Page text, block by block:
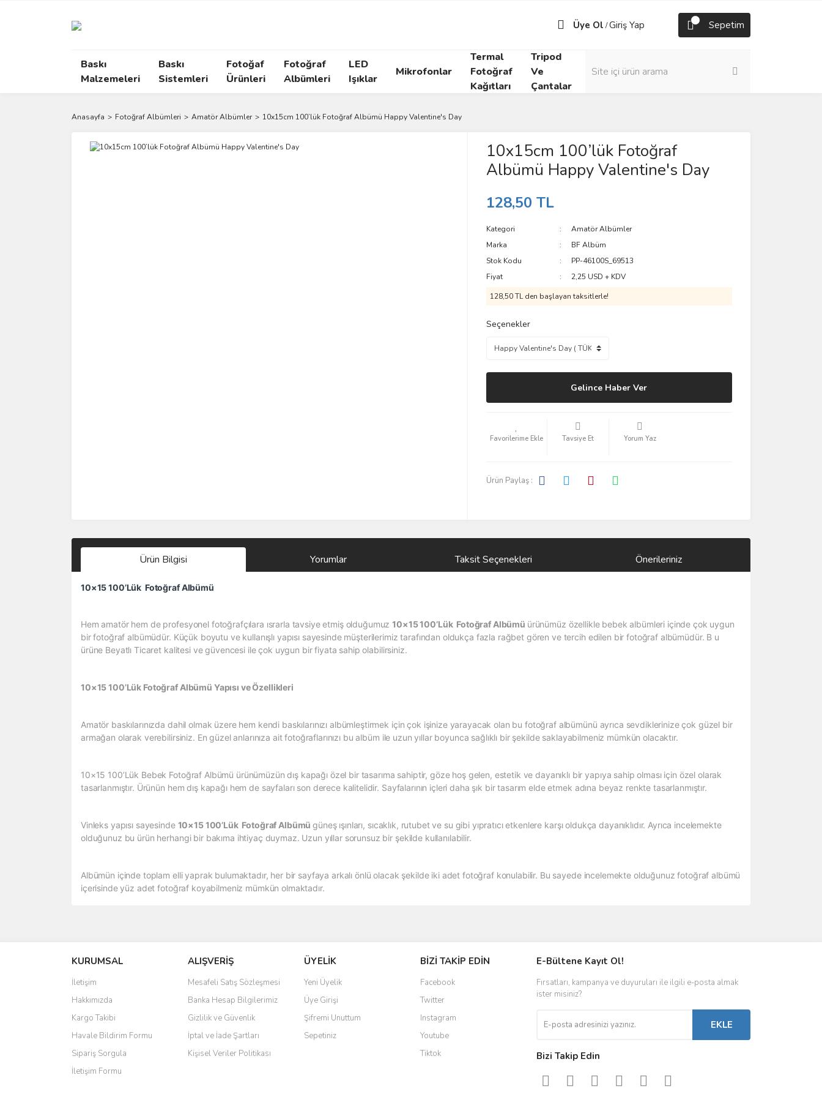
Üye Ol /Giriş Yap Sepetim
Baskı
Malzemeleri
Baskı
Sistemleri
Fotoğaf
Ürünleri
Fotoğraf
Albümleri
LED
Işıklar
Mikrofonlar
Termal
Fotoğraf
Kağıtları
Tripod
Ve
Çantalar
Anasayfa Fotoğraf Albümleri Amatör Albümler 10x15cm 100’lük Fotoğraf Albümü Happy Valentine's Day
10x15cm 100’lük Fotoğraf
Albümü Happy Valentine's Day
128,50 TL
Kategori
Amatör Albümler
Marka
BF Albüm
Stok Kodu
PP-46100S_69513
Fiyat
2,25 USD + KDV
128,50 TL den başlayan taksitlerle!
Seçenekler
Gelince Haber Ver
Tavsiye Et Yorum Yaz
Ürün Paylaş :
Ürün Bilgisi Yorumlar Taksit Seçenekleri Önerileriniz
10×15 100’Lük Fotoğraf Albümü
Hem amatör hem de profesyonel fotoğrafçılara ısrarla tavsiye etmiş olduğumuz10×15 100’Lük Fotoğraf Albümü ürünümüz özellikle bebek albümleri içinde çok uygun
bir fotoğraf albümüdür. Küçük boyutu ve kullanışlı yapısı sayesinde müşterilerimiz tarafından oldukça fazla rağbet gören ve tercih edilen bir fotoğraf albümüdür. B u
ürüne Beyatlı Ticaret kalitesi ve güvencesi ile çok uygun bir fiyata sahip olabilirsiniz.
10×15 100’Lük Fotoğraf Albümü Yapısı ve Özellikleri
Amatör baskılarınızda dahil olmak üzere hem kendi baskılarınızı albümleştirmek için çok işinize yarayacak olan bu fotoğraf albümünü ayrıca sevdiklerinize çok güzel bir
armağan olarak verebilirsiniz. En güzel anlarınıza ait fotoğraflarınızı bu albüm ile uzun yıllar boyunca sağlıklı bir şekilde saklayabilmeniz mümkün olacaktır.
10×15 100’Lük Bebek Fotoğraf Albümü ürünümüzün dış kapağı özel bir tasarıma sahiptir, göze hoş gelen, estetik ve dayanıklı bir yapıya sahip olması için özel olarak
tasarlanmıştır. Ürünün hem dış kapağı hem de sayfaları son derece kalitelidir. Sayfalarının içleri daha şık bir tasarım elde etmek adına beyaz renkte tasarlanmıştır.
Vinleks yapısı sayesinde 10×15 100’Lük Fotoğraf Albümügüneş ışınları, sıcaklık, rutubet ve su gibi yıpratıcı etkenlere karşı oldukça dayanıklıdır. Ayrıca incelemekte
olduğunuz bu ürün herhangi bir bakıma ihtiyaç duymaz. Uzun yıllar sorunsuz bir şekilde kullanılabilir.
Albümün içinde toplam elli yaprak bulumaktadır, her bir sayfaya arkalı önlü olacak şekilde iki adet fotoğraf konulabilir. Bu sayede incelemekte olduğunuz fotoğraf albümü
içerisinde yüz adet fotoğraf koyabilmeniz mümkün olmaktadır.
Ürün resmi kalitesiz, bozuk veya görüntülenemiyor.
Ürün açıklamasında eksik bilgiler bulunuyor.
Ürün bilgilerinde hatalar bulunuyor.
Ürün fiyatı diğer sitelerden daha pahalı.
Bu ürüne benzer farklı alternatifler olmalı.
KURUMSAL
İletişim
Hakkımızda
Kargo Takibi
Havale Bildirim Formu
Sipariş Sorgula
İletişim Formu
ALIŞVERİŞ
Mesafeli Satış Sözleşmesi
Banka Hesap Bilgilerimiz
Gizlilik ve Güvenlik
İptal ve İade Şartları
Kişisel Veriler Politikası
ÜYELİK
Yeni Üyelik
Üye Girişi
Şifremi Unuttum
Sepetiniz
BİZİ TAKİP EDİN
Facebook
Twitter
Instagram
Youtube
Tiktok
E-Bültene Kayıt Ol!
Fırsatları, kampanya ve duyuruları ile ilgili e-posta almak
ister misiniz?
EKLE
Bizi Takip Edin